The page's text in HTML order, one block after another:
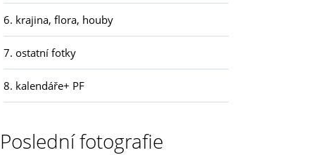
6. krajina, flora, houby
7. ostatní fotky
8. kalendáře+ PF
Poslední fotografie